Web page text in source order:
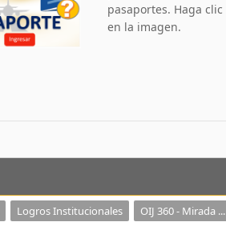
pasaportes. Haga clic
en la imagen.
Logros Institucionales OIJ 360 - Mirada ...